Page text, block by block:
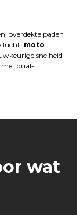
overdekte paden
lucht, moto
snelheid
met dual-
wat